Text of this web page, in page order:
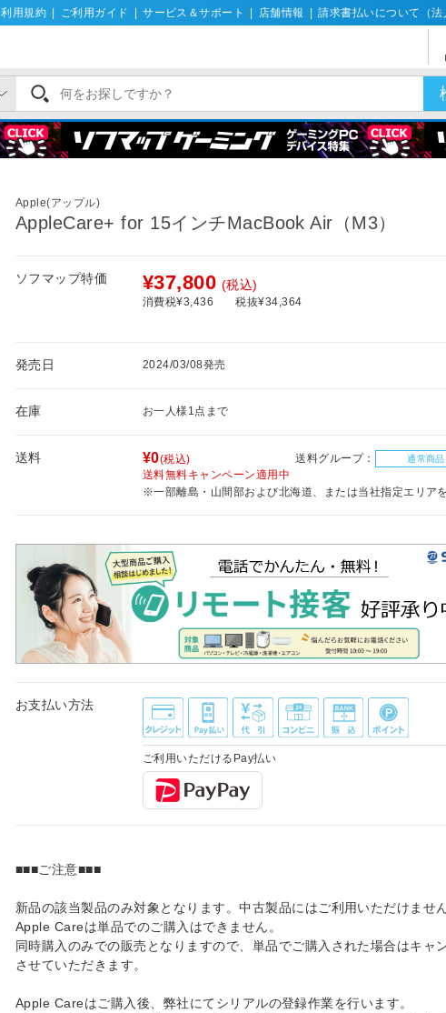
利用規約 ご利用ガイド サービス＆サポート 店舗情報 請求書払いについて（法
Apple(アップル)
AppleCare+ for 15インチMacBook Air（M3）
ソフマップ特価 ¥37,800 (税込)
消費税¥3,436 税抜¥34,364
発売日 2024/03/08発売
在庫 お一人様1点まで
送料 ¥0(税込) 送料グループ： 通常商品
送料無料キャンペーン適用中
※一部離島・山間部および北海道、または当社指定エリア
お支払い方法
ご利用いただけるPay払い
■■■ご注意■■■
新品の該当製品のみ対象となります。中古製品にはご利用いただけません
Apple Careは単品でのご購入はできません。
同時購入のみでの販売となりますので、単品でご購入された場合はキャ
させていただきます。
Apple Careはご購入後、弊社にてシリアルの登録作業を行います。